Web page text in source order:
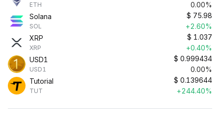
ETH
0.00%
Solana
SOL
$ 75.98
+2.60%
XRP
XRP
$ 1.037
+0.40%
USD1
USD1
$ 0.999434
0.00%
Tutorial
TUT
$ 0.139644
+244.40%